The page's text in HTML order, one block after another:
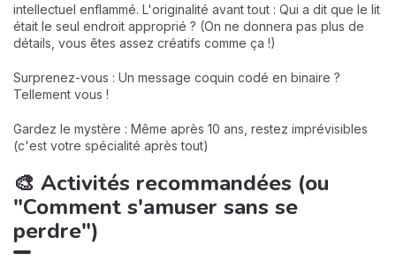
intellectuel enflammé. L'originalité avant tout : Qui a dit que le lit
était le seul endroit approprié ? (On ne donnera pas plus de
détails, vous êtes assez créatifs comme ça !)
Surprenez-vous : Un message coquin codé en binaire ?
Tellement vous !
Gardez le mystère : Même après 10 ans, restez imprévisibles
(c'est votre spécialité après tout)
🎨 Activités recommandées (ou
"Comment s'amuser sans se
perdre")